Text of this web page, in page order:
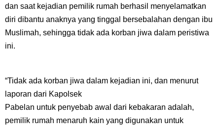
dan saat kejadian pemilik rumah berhasil menyelamatkan
diri dibantu anaknya yang tinggal bersebalahan dengan ibu
Muslimah, sehingga tidak ada korban jiwa dalam peristiwa
ini.
“Tidak ada korban jiwa dalam kejadian ini, dan menurut
laporan dari Kapolsek
Pabelan untuk penyebab awal dari kebakaran adalah,
pemilik rumah menaruh kain yang digunakan untuk